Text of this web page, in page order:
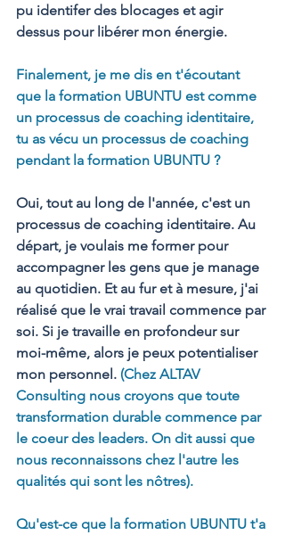
pu identifer des blocages et agir
dessus pour libérer mon énergie.
Finalement, je me dis en t'écoutant
que la formation UBUNTU est comme
un processus de coaching identitaire,
tu as vécu un processus de coaching
pendant la formation UBUNTU ?
Oui, tout au long de l'année, c'est un
processus de coaching identitaire. Au
départ, je voulais me former pour
accompagner les gens que je manage
au quotidien. Et au fur et à mesure, j'ai
réalisé que le vrai travail commence par
soi. Si je travaille en profondeur sur
moi-même, alors je peux potentialiser
mon personnel. (Chez ALTAV
Consulting nous croyons que toute
transformation durable commence par
le coeur des leaders. On dit aussi que
nous reconnaissons chez l'autre les
qualités qui sont les nôtres).
Qu'est-ce que la formation UBUNTU t'a